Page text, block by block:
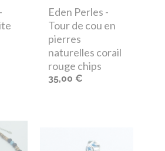
-
Eden Perles -
Tour de cou en
pierres
naturelles corail
rouge chips
35,00 €